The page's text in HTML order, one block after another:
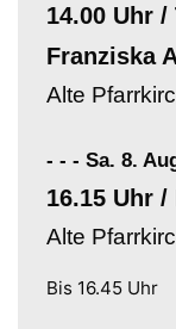
14.00 Uhr
Franziska
Alte
- - - Sa. 8.
16.15 Uhr
Alte
Bis 16.45 Uhr